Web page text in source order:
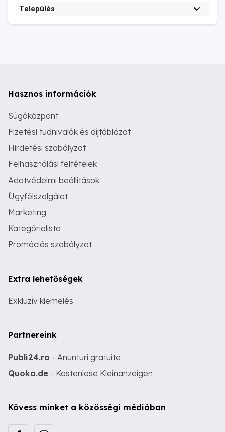
Település
Hasznos információk
Súgóközpont
Fizetési tudnivalók és díjtáblázat
Hirdetési szabályzat
Felhasználási feltételek
Adatvédelmi beállítások
Ügyfélszolgálat
Marketing
Kategórialista
Promóciós szabályzat
Extra lehetőségek
Exkluzív kiemelés
Partnereink
Publi24.ro - Anunturi gratuite
Quoka.de - Kostenlose Kleinanzeigen
Kövess minket a közösségi médiában